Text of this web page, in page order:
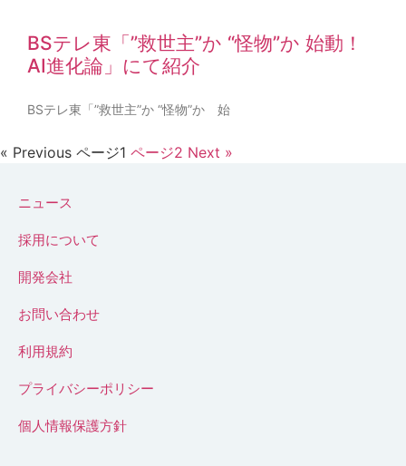
BSテレ東「”救世主”か “怪物”か 始動！
AI進化論」にて紹介
BSテレ東「”救世主”か “怪物”か 始
« Previous ページ1 ページ2 Next »
ニュース
採用について
開発会社
お問い合わせ
利用規約
プライバシーポリシー
個人情報保護方針